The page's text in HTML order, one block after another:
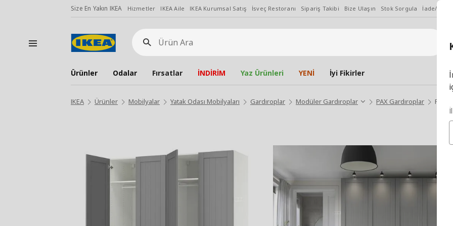
Size En Yakın IKEA Hizmetler IKEA Aile IKEA Kurumsal Satış İsveç Restoranı Sipariş Takibi Bize Ulaşın Stok Sorgula İade/
Ürün
Ara
Ürünler Odalar Fırsatlar İNDİRİM Yaz Ürünleri YENİ İyi Fikirler
IKEA Ürünler Mobilyalar Yatak Odası Mobilyaları Gardıroplar Modüler Gardıroplar PAX Gardıroplar PAX/